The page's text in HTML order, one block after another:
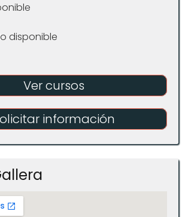
disponible
Ver cursos
información